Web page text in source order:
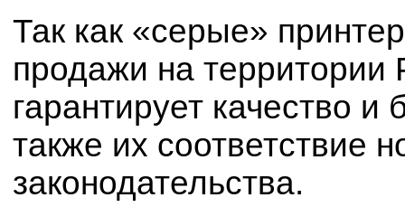
Так как «серые»
продажи на территории
гарантирует качество и
также их соответствие
законодательства.